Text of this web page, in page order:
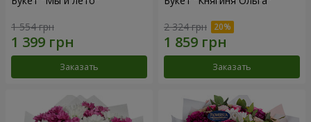
1 554 грн
Заказать
2 324 грн
Заказать